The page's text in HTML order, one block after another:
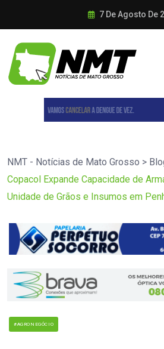
7 De Agosto De
NMT - Notícias de Mato Grosso >
Copacol Expande Capacidade de
Unidade de Grãos e Insumos em
#AGRONEGÓCIO